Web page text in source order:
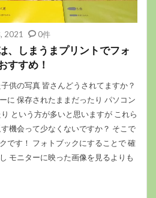
2021 0件
、しまうまプリントでフォ
すすめ！
供の写真 皆さんどうされてますか？
に 保存されたままだったり パソコン
という方が多いと思いますが これら
機会って少なくないですか？ そこで
です！ フォトブックにすることで 確
モニターに映った画像を見るよりも